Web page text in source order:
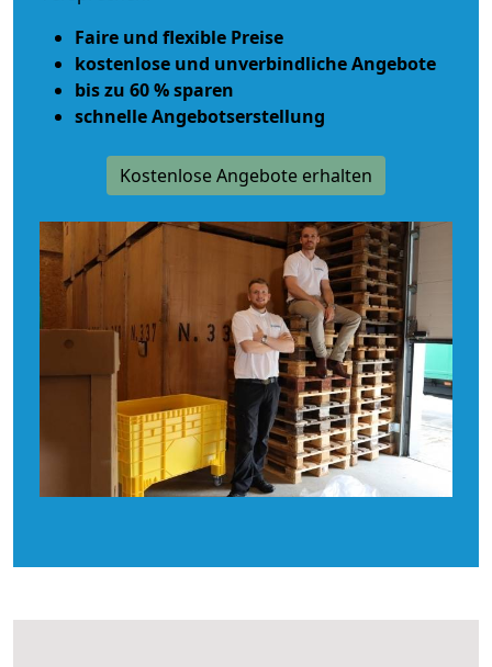
Faire und flexible Preise
kostenlose und unverbindliche Angebote
bis zu 60 % sparen
schnelle Angebotserstellung
Kostenlose Angebote erhalten